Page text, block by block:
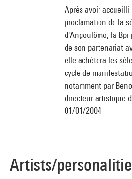
Après avoir accueilli
proclamation de la
d'Angoulême, la Bpi
de son partenariat
elle achètera les
cycle de
notamment par
directeur artistique
01/01/2004
Artists/